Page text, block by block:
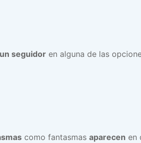
seguidor en alguna de las
como fantasmas aparecen en